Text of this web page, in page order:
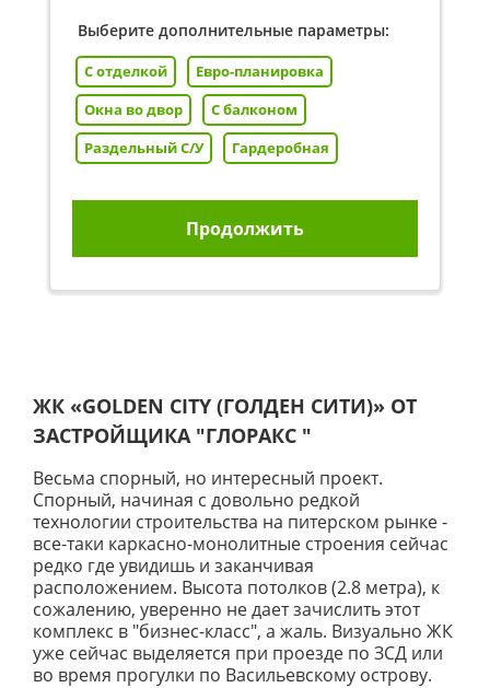
Выберите дополнительные параметры:
С отделкой
Евро-планировка
Окна во двор
С балконом
Раздельный С/У
Гардеробная
Продолжить
ЖК «GOLDEN CITY (ГОЛДЕН СИТИ)» ОТ
ЗАСТРОЙЩИКА "ГЛОРАКС "
Весьма спорный, но интересный проект.
Спорный, начиная с довольно редкой
технологии строительства на питерском рынке -
все-таки каркасно-монолитные строения сейчас
редко где увидишь и заканчивая
расположением. Высота потолков (2.8 метра), к
сожалению, уверенно не дает зачислить этот
комплекс в "бизнес-класс", а жаль. Визуально ЖК
уже сейчас выделяется при проезде по ЗСД или
во время прогулки по Васильевскому острову.